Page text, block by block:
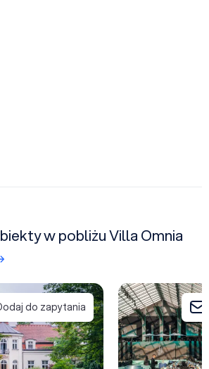
w pobliżu Villa Omnia
do zapytania
Twierdza Modlin